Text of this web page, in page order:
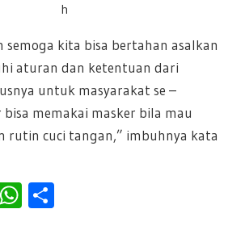
h
semoga kita bisa bertahan asalkan
aturan dan ketentuan dari
untuk masyarakat se –
memakai masker bila mau
rutin cuci tangan,” imbuhnya kata
W